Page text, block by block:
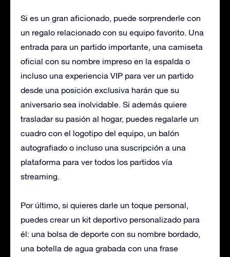
Si es un gran aficionado, puede sorprenderle con
un regalo relacionado con su equipo favorito. Una
entrada para un partido importante, una camiseta
oficial con su nombre impreso en la espalda o
incluso una experiencia VIP para ver un partido
desde una posición exclusiva harán que su
aniversario sea inolvidable. Si además quiere
trasladar su pasión al hogar, puedes regalarle un
cuadro con el logotipo del equipo, un balón
autografiado o incluso una suscripción a una
plataforma para ver todos los partidos vía
streaming.
Por último, si quieres darle un toque personal,
puedes crear un kit deportivo personalizado para
él: una bolsa de deporte con su nombre bordado,
una botella de agua grabada con una frase